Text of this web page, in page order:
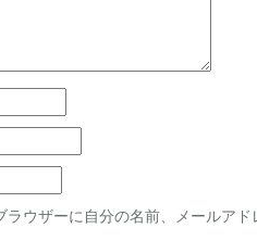
ウザーに自分の名前、メールアド